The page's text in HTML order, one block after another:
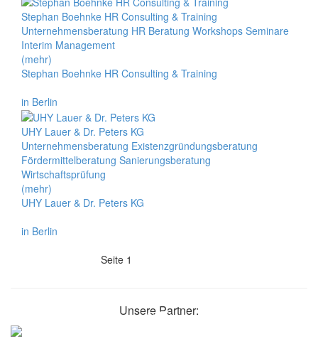
Stephan Boehnke HR Consulting & Training
Unternehmensberatung HR Beratung Workshops Seminare
Interim Management
(mehr)
Stephan Boehnke HR Consulting & Training
in Berlin
UHY Lauer & Dr. Peters KG
Unternehmensberatung Existenzgründungsberatung
Fördermittelberatung Sanierungsberatung
Wirtschaftsprüfung
(mehr)
UHY Lauer & Dr. Peters KG
in Berlin
Seite 1
Unsere Partner: